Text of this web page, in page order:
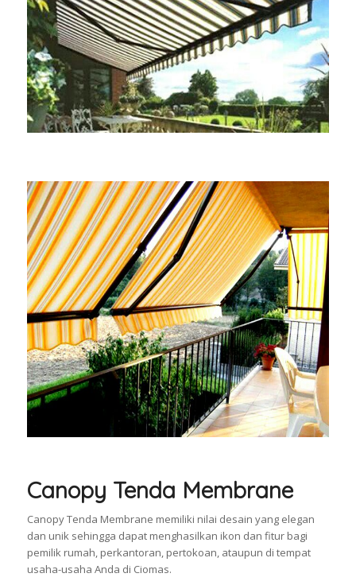
Canopy Tenda Membrane
Canopy Tenda Membrane memiliki nilai desain yang elegan
dan unik sehingga dapat menghasilkan ikon dan fitur bagi
pemilik rumah, perkantoran, pertokoan, ataupun di tempat
usaha-usaha Anda di Ciomas.